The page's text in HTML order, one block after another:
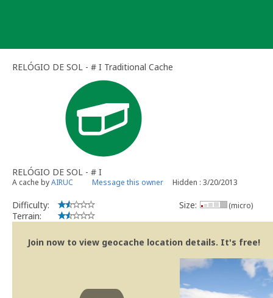
RELÓGIO DE SOL - # I Traditional Cache
RELÓGIO DE SOL - # I
A cache byAIRUC Message this owner Hidden : 3/20/2013
Difficulty:
Terrain:
Size: (micro)
Join now to view geocache location details. It's free!